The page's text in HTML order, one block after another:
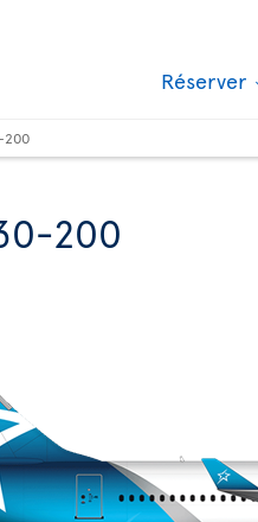
Réserver
200
200